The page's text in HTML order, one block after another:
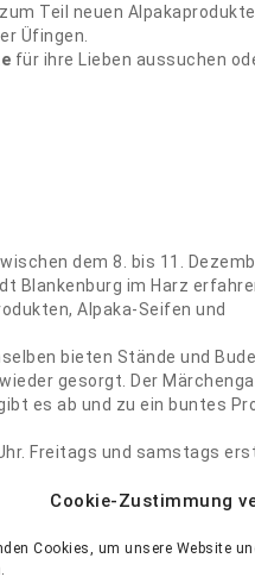
Cookie-Zustimmung
Cookies, um unsere Website
Teil neuen
Üfingen.
für ihre Lieben aussuchen
dem 8. bis 11.
Blankenburg im Harz
Alpaka-Seifen und
bieten Stände und
gesorgt. Der
es ab und zu ein buntes
Freitags und samstags